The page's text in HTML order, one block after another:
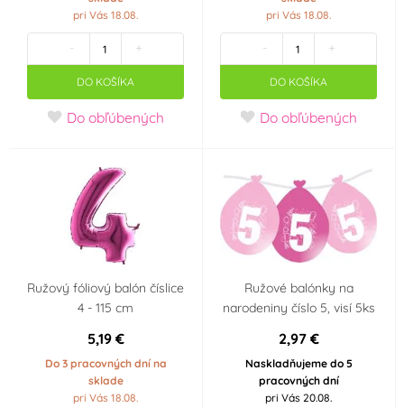
pri Vás 18.08.
- +
DO KOŠÍKA
Do obľúbených
pri Vás 18.08.
- +
DO KOŠÍKA
Do obľúbených
Ružový fóliový balón číslice
4 - 115 cm
5,19 €
Do 3 pracovných dní na
sklade
pri Vás 18.08.
Ružové balónky na
narodeniny číslo 5, visí 5ks
2,97 €
Naskladňujeme do 5
pracovných dní
pri Vás 20.08.